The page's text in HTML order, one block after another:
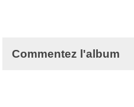
Commentez l'album